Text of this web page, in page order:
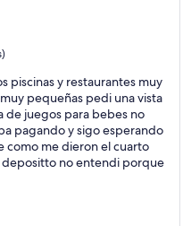
piscinas y restaurantes muy
pequeñas pedi una vista
de juegos para bebes no
pagando y sigo esperando
como me dieron el cuarto
no entendi porque